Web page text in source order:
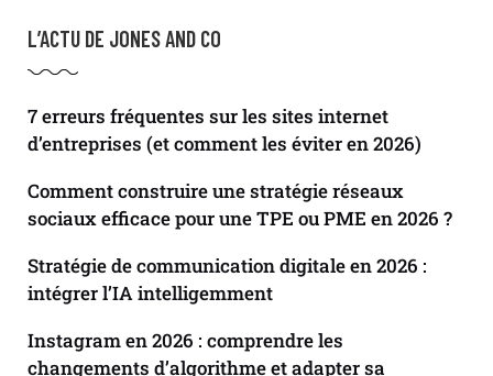
L’ACTU DE JONES AND CO
7 erreurs fréquentes sur les sites internet
d’entreprises (et comment les éviter en 2026)
Comment construire une stratégie réseaux
sociaux efficace pour une TPE ou PME en 2026 ?
Stratégie de communication digitale en 2026 :
intégrer l’IA intelligemment
Instagram en 2026 : comprendre les
changements d’algorithme et adapter sa